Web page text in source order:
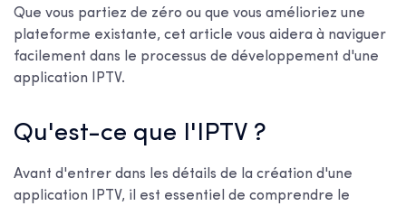
Que vous partiez de zéro ou que vous amélioriez une
plateforme existante, cet article vous aidera à naviguer
facilement dans le processus de développement d'une
application IPTV.
Qu'est-ce que l'IPTV ?
Avant d'entrer dans les détails de la création d'une
application IPTV, il est essentiel de comprendre le